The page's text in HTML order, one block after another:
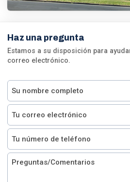
Haz una pregunta
Estamos a su disposición para
correo electrónico.